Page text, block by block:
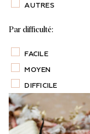
AUTRES
Par difficulté:
FACILE
MOYEN
DIFFICILE